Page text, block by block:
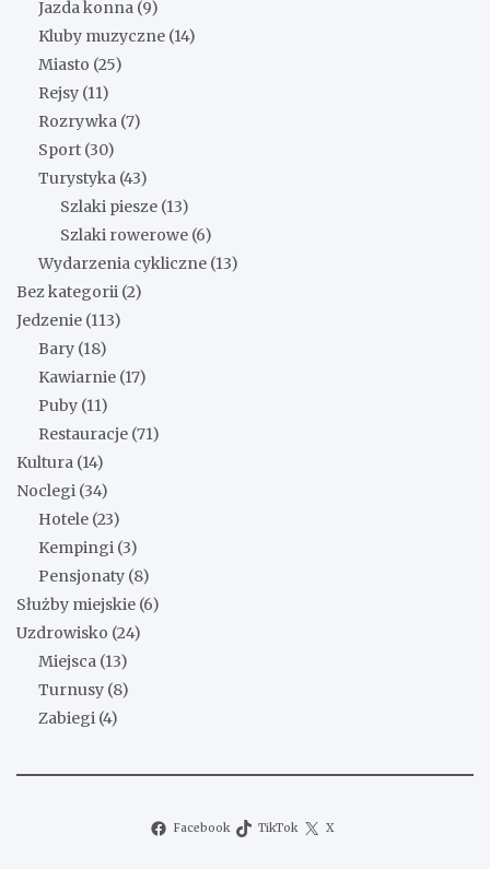
Jazda konna (9)
Kluby muzyczne (14)
Miasto (25)
Rejsy (11)
Rozrywka (7)
Sport (30)
Turystyka (43)
Szlaki piesze (13)
Szlaki rowerowe (6)
Wydarzenia cykliczne (13)
Bez kategorii (2)
Jedzenie (113)
Bary (18)
Kawiarnie (17)
Puby (11)
Restauracje (71)
Kultura (14)
Noclegi (34)
Hotele (23)
Kempingi (3)
Pensjonaty (8)
Służby miejskie (6)
Uzdrowisko (24)
Miejsca (13)
Turnusy (8)
Zabiegi (4)
Facebook TikTok X